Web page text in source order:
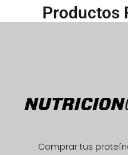
Productos
Comprar tus